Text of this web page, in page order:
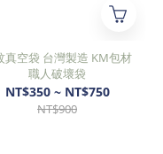
真空袋 台灣製造 KM包材
職人破壞袋
NT$350 ~ NT$750
NT$900